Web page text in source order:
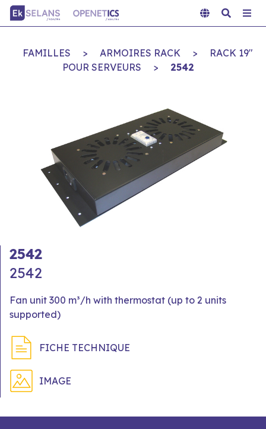
FAMILLES > ARMOIRES RACK >
RACK 19"
POUR SERVEURS
> 2542
2542
2542
Fan unit 300 m³/h with thermostat (up to 2 units
supported)
FICHE TECHNIQUE
IMAGE